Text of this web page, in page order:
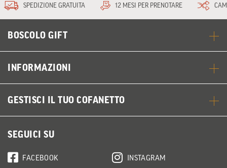
SPEDIZIONE GRATUITA 12 MESI PER PRENOTARE
BOSCOLO GIFT
INFORMAZIONI
GESTISCI IL TUO COFANETTO
SEGUICI SU
FACEBOOK INSTAGRAM